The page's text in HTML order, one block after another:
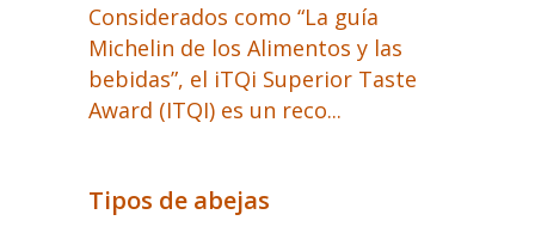
Considerados como “La guía
Michelin de los Alimentos y las
bebidas”, el iTQi Superior Taste
Award (ITQI) es un reco...
Tipos de abejas